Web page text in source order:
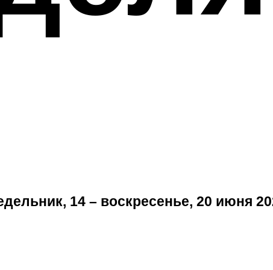
14 – воскресенье, 20 июня